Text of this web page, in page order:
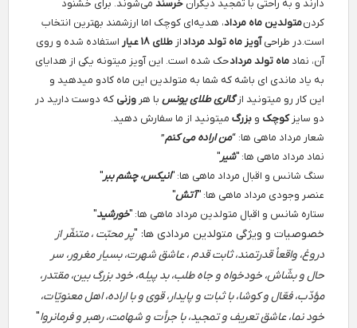
دارند و به راحتی با تمجید دیگران خرسند می‌شوند. برای خشنود
کردنمتولدین ماه مرداد، هدیه‌ای کوچک اما ارزشمند بهترین انتخاب
است.در طراحیآویز ماه تولد مرداداز طلای 18 عیار
استفاده شده و روی
آن، نماد ماه‌ تولدمردادحک شده است. این آویز میتونه یکی از هدایای
به یاد ماندی ای باشه که شما به متولدین این ماه کادو میدهید و
این کار رو میتونید ازگالری طلای یونس با هر وزنی که دوست دارید در
دو سایزکوچک و بزرگ میتونید از ما سفارش دهید.
شعار مرداد ماهی ها: “من اراده می کنم”
نماد مرداد ماهی ها: "شیر"
سنگ شانس و اقبال مرداد ماهی ها: "انیکس، چشم ببر"
عنصر وجودی مرداد ماهی ها: "آتش"
ستاره شانس و اقبال متولدین مرداد ماهی ها: "خورشید"
خصوصیات و ویژگی متولدین مردادی ها: "پر محبّت ، متنفّر از
دروغ، واقعاْ قدرتمند، ثابت قدم ، عاشق شهرت، بسیار مغرور، سر
حال و بشّاش، خودخواه و جاه طلب، بد پیله، خود بزرگ بین، مقتدر،
مؤدّب، فعّال و کوشا، با ثبات و پایدار، قوی و با اراده، اهل معنویّات،
خود نما، عاشق تعریف و تمجید، با جرأت و شهامت، رهبر و فرمانروا"